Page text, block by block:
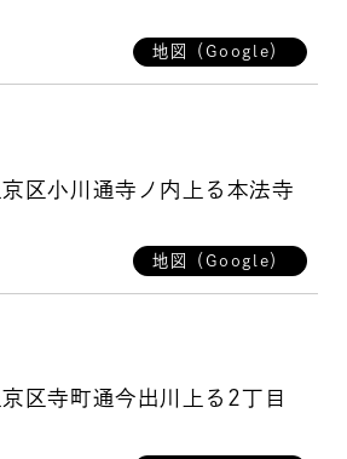
地図（Google）
区小川通寺ノ内上る本法寺
地図（Google）
区寺町通今出川上る2丁目